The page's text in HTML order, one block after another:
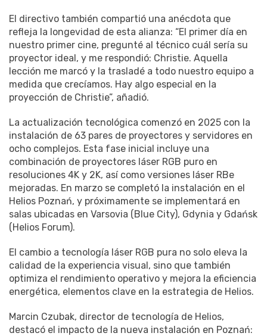
El directivo también compartió una anécdota que
refleja la longevidad de esta alianza: “El primer día en
nuestro primer cine, pregunté al técnico cuál sería su
proyector ideal, y me respondió: Christie. Aquella
lección me marcó y la trasladé a todo nuestro equipo a
medida que crecíamos. Hay algo especial en la
proyección de Christie”, añadió.
La actualización tecnológica comenzó en 2025 con la
instalación de 63 pares de proyectores y servidores en
ocho complejos. Esta fase inicial incluye una
combinación de proyectores láser RGB puro en
resoluciones 4K y 2K, así como versiones láser RBe
mejoradas. En marzo se completó la instalación en el
Helios Poznań, y próximamente se implementará en
salas ubicadas en Varsovia (Blue City), Gdynia y Gdańsk
(Helios Forum).
El cambio a tecnología láser RGB pura no solo eleva la
calidad de la experiencia visual, sino que también
optimiza el rendimiento operativo y mejora la eficiencia
energética, elementos clave en la estrategia de Helios.
Marcin Czubak, director de tecnología de Helios,
destacó el impacto de la nueva instalación en Poznań: